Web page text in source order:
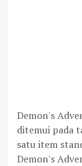
Demon's
ditemui pada
satu item
Demon's